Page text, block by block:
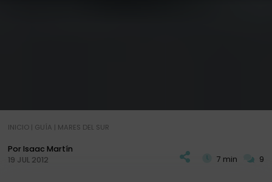
INICIO| GUÍA | MARES DEL SUR
Por Isaac Martín
19 JUL 2012
7 min 9